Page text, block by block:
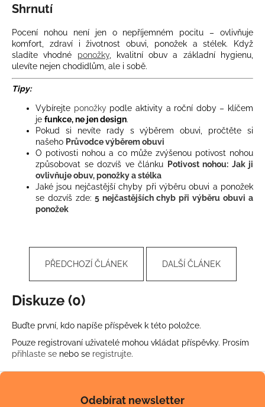
Shrnutí
Pocení nohou není jen o nepříjemném pocitu – ovlivňuje
komfort, zdraví i životnost obuvi, ponožek a stélek. Když
sladíte vhodné ponožky, kvalitní obuv a základní hygienu,
ulevíte nejen chodidlům, ale i sobě.
Tipy:
Vybírejte ponožkypodle aktivity a roční doby – klíčem
je funkce, ne jen design.
Pokud si nevíte rady s výběrem obuvi, pročtěte si
našeho Průvodce výběrem obuvi
O potivosti nohou a co může zvýšenou potivost nohou
způsobovat se dozvíš ve článku
Potivost nohou: Jak ji
ovlivňuje obuv, ponožky a stélka
Jaké jsou nejčastější chyby při výběru obuvi a ponožek
se dozvíš zde: 5 nejčastějších chyb při výběru obuvi a
ponožek
PŘEDCHOZÍ ČLÁNEK DALŠÍ ČLÁNEK
Diskuze (0)
Buďte první, kdo napíše příspěvek k této položce.
Pouze registrovaní uživatelé mohou vkládat příspěvky. Prosím
přihlaste se nebo se registrujte.
Z
Odebírat newsletter